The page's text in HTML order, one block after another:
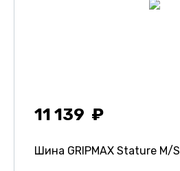
11 139
Шина GRIPMAX Stature M/S